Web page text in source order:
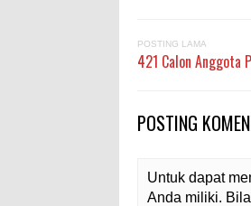
POSTING LAMA
421 Calon Anggota
POSTING
Untuk dapat
Anda miliki.